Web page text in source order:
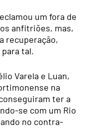
um fora de
anfitriões, mas,
recuperação,
tal.
Varela e Luan,
na
ter a
se com um Rio
no contra-